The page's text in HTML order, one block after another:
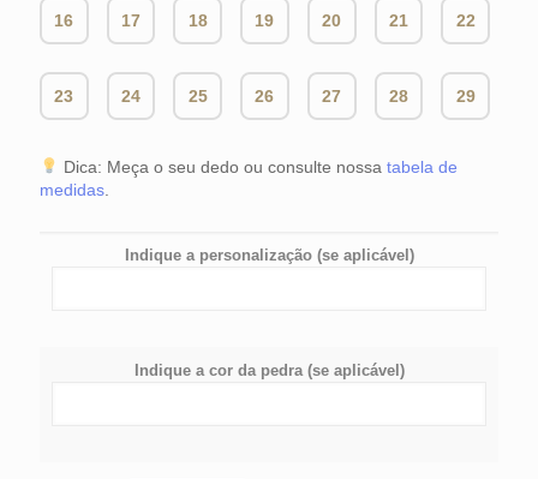
16 17 18 19 20 21 22
23 24 25 26 27 28 29
Dica: Meça o seu dedo ou consulte nossa tabela de
medidas
Indique a personalização (se aplicável)
Indique a cor da pedra (se aplicável)